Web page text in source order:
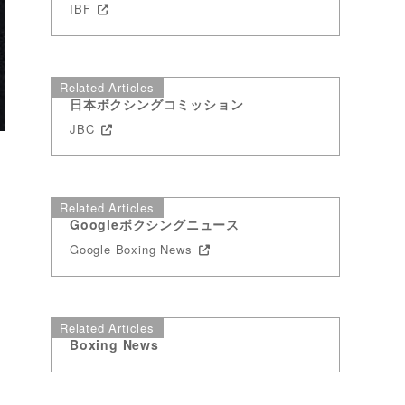
IBF
Related Articles
日本ボクシングコミッション
JBC
Related Articles
Googleボクシングニュース
Google Boxing News
Related Articles
Boxing News